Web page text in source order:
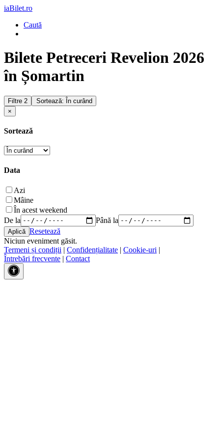
iaBilet.ro
Caută
Bilete Petreceri Revelion 2026
în Șomartin
Filtre 2
Sortează: În curând
×
Sortează
Data
Azi
Mâine
În acest weekend
De la
Până la
Resetează
Niciun eveniment găsit.
Termeni și condiții | Confidențialitate | Cookie-uri |
Întrebări frecvente | Contact